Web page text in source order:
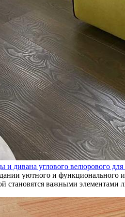
дивана углового велюрового для
уютного и
становятся важными